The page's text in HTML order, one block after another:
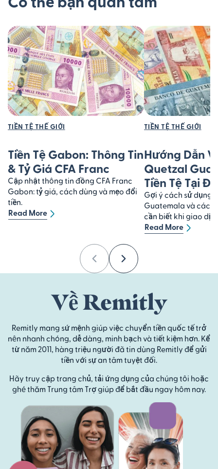
TIỀN TỆ THẾ GIỚI
Tiền Tệ Gabon: Thông Tin
& Tỷ Giá CFA Franc
Cập nhật thông tin đồng CFA Franc
Gabon: tỷ giá, cách dùng và mẹo đổi
tiền.
Read More
TIỀN TỆ THẾ GIỚI
Hướng Dẫn
Quetzal
Tiền Tệ Tại
Gợi ý cách sử dụng
Guatemala và các
cần biết khi giao
Read More
PreviousNext
Về Remitly
Remitly mang sứ mệnh giúp việc chuyển tiền quốc tế trở
nên nhanh chóng, dễ dàng, minh bạch và tiết kiệm hơn. Kể
từ năm 2011, hàng triệu người đã tin dùng Remitly để gửi
tiền với sự an tâm tuyệt đối.
Hãy truy cập trang chủ, tải ứng dụng của chúng tôi hoặc
ghé thăm Trung tâm Trợ giúp để bắt đầu ngay hôm nay.